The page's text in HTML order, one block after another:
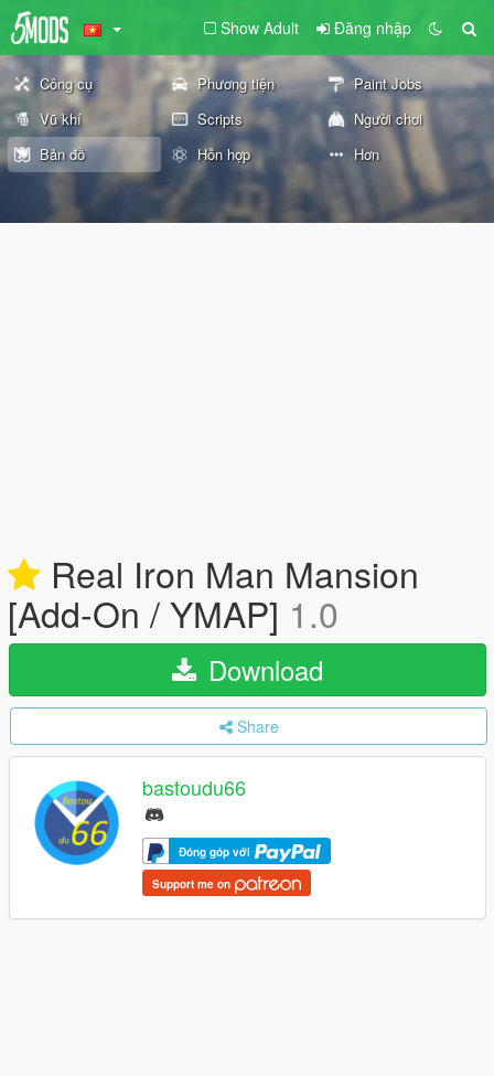
Show Adult Đăng nhập
Công cụ Phương tiện
Paint Jobs
Vũ khí
Scripts
Người chơi
Bản đồ
Hỗn hợp Hơn
Real Iron Man Mansion
[Add-On / YMAP] 1.0
Download
Share
bastoudu66
Đóng góp với
Support me on